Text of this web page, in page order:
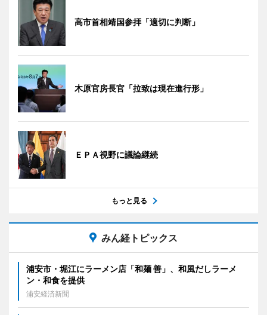
高市首相靖国参拝「適切に判断」
木原官房長官「拉致は現在進行形」
ＥＰＡ視野に議論継続
もっと見る
みん経トピックス
浦安市・堀江にラーメン店「和麺 善」、和風だしラーメ
ン・和食を提供
浦安経済新聞